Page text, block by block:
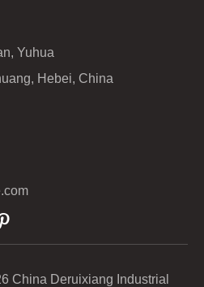
Yuhua
Hebei, China
China Deruixiang Industrial